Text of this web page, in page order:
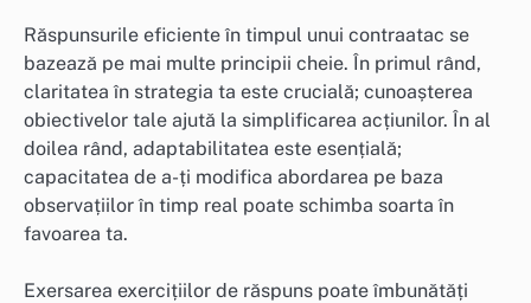
Răspunsurile eficiente în timpul unui contraatac se
bazează pe mai multe principii cheie. În primul rând,
claritatea în strategia ta este crucială; cunoașterea
obiectivelor tale ajută la simplificarea acțiunilor. În al
doilea rând, adaptabilitatea este esențială;
capacitatea de a-ți modifica abordarea pe baza
observațiilor în timp real poate schimba soarta în
favoarea ta.
Exersarea exercițiilor de răspuns poate îmbunătăți